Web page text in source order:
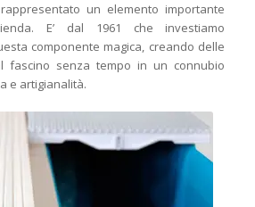
un elemento importante
E’ dal 1961 che investiamo
componente magica, creando delle
fascino senza tempo in un connubio
e artigianalità.